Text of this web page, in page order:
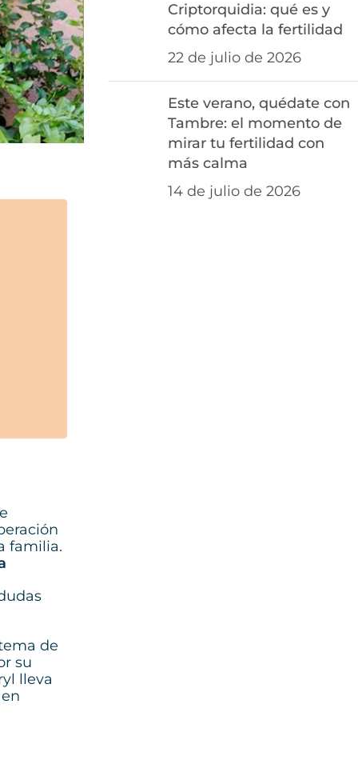
familia.
de
su
lleva
Criptorquidia: qué es y
cómo afecta la fertilidad
22 de julio de 2026
Este verano, quédate con
Tambre: el momento de
mirar tu fertilidad con
más calma
14 de julio de 2026